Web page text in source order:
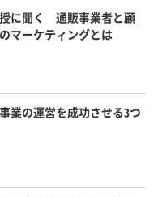
に聞く 通販事業者と顧
マーケティングとは
業の運営を成功させる3つ